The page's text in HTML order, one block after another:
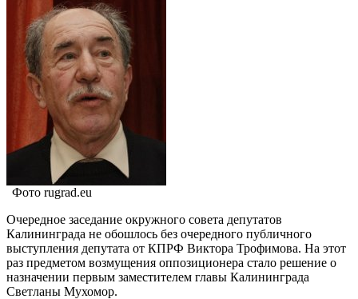
Фото rugrad.eu
Очередное заседание окружного совета депутатов
Калининграда не обошлось без очередного публичного
выступления депутата от КПРФ Виктора Трофимова. На этот
раз предметом возмущения оппозиционера стало решение о
назначении первым заместителем главы Калининграда
Светланы Мухомор.